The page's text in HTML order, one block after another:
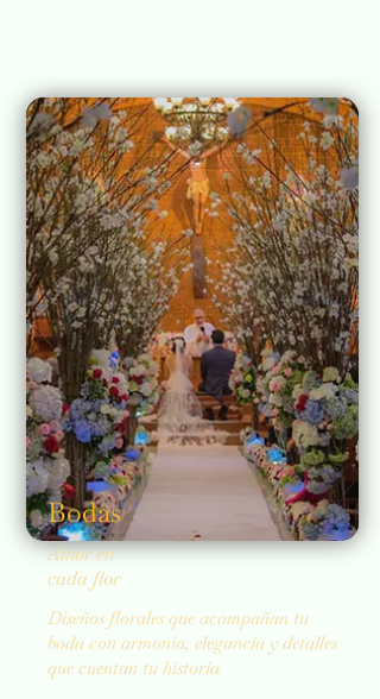
Bodas
Amor en
cada flor
Diseños florales que acompañan tu
boda con armonía, elegancia y detalles
que cuentan tu historia